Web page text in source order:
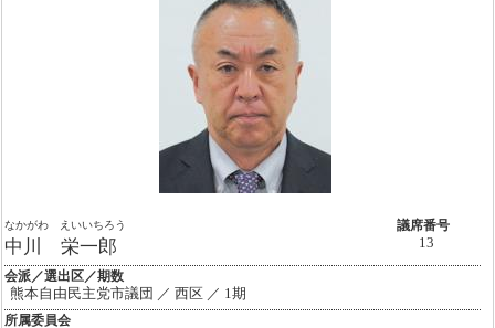
なかがわ えいいちろう
中川 栄一郎
議席番号
13
会派／選出区／期数
熊本自由民主党市議団 ／ 西区 ／ 1期
所属委員会